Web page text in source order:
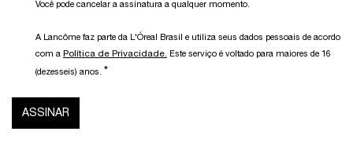
Você pode cancelar a assinatura a qualquer momento.​
A Lancôme faz parte da L'Óreal Brasil e utiliza seus dados pessoais de acordo
com a Política de Privacidade. Este serviço é voltado para maiores de 16
(dezesseis) anos. *
ASSINAR